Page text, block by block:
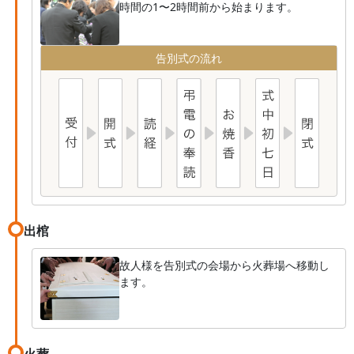
時間の1〜2時間前から始まります。
告別式の流れ
出棺
故人様を告別式の会場から火葬場へ移動し
ます。